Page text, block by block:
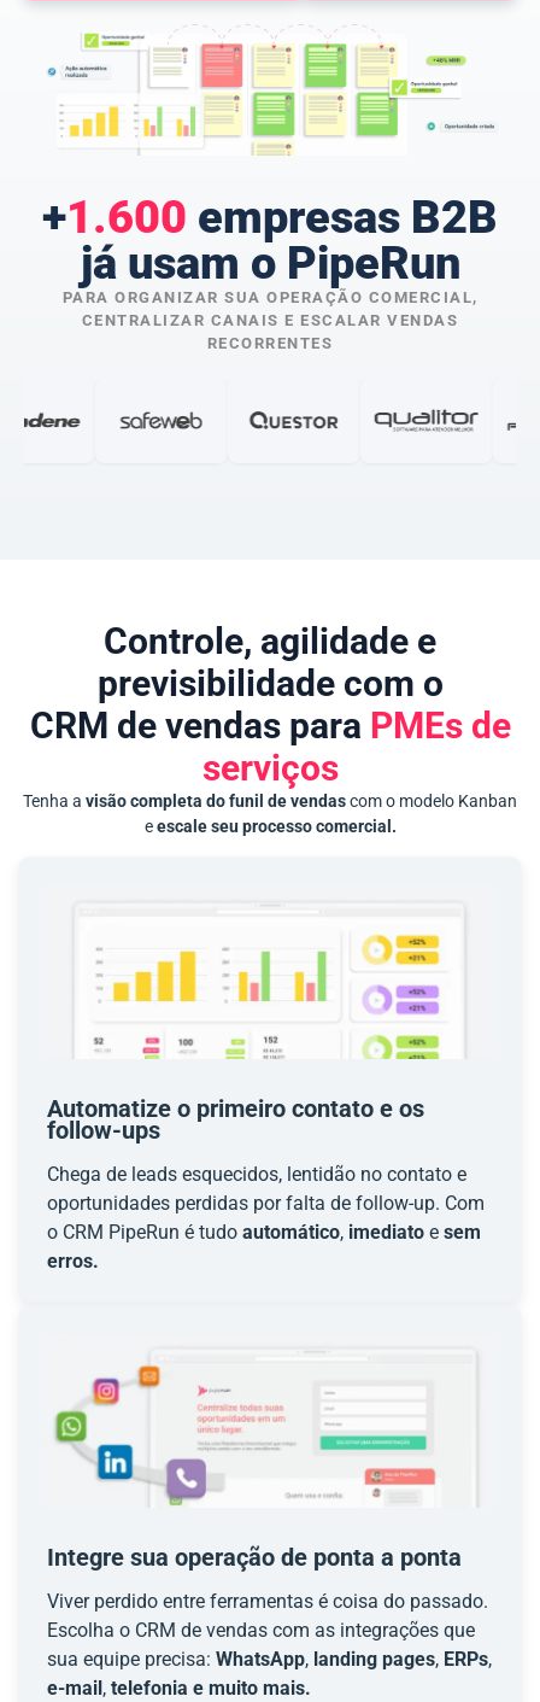
+1.600 empresas B2B
já usam o PipeRun
PARA ORGANIZAR SUA OPERAÇÃO COMERCIAL,
CENTRALIZAR CANAIS E ESCALAR VENDAS
RECORRENTES
Controle, agilidade e
previsibilidade com o
CRM de vendas para PMEs de
serviços
Tenha a visão completa do funil de vendascom o modelo Kanban
eescale seu processo comercial.
Automatize o primeiro contato e os
follow-ups
Chega de leads esquecidos, lentidão no contato e
oportunidades perdidas por falta de follow-up. Com
o CRM PipeRun é tudo automático, imediato e sem
erros.
Integre sua operação de ponta a ponta
Viver perdido entre ferramentas é coisa do passado.
Escolha o CRM de vendas com as integrações que
sua equipe precisa: WhatsApp, landing pages, ERPs,
e-mail , telefonia e muito mais.